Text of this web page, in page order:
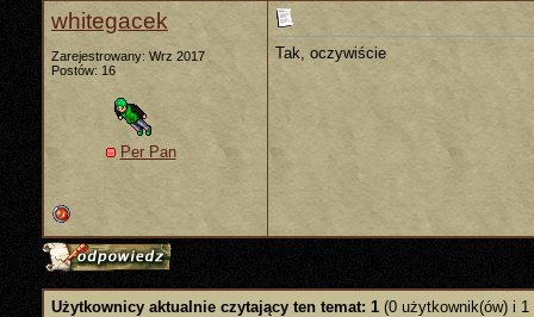
whitegacek
Zarejestrowany: Wrz 2017
Postów: 16
Per Pan
Tak, oczywiście
Użytkownicy aktualnie czytający ten temat: 1 (0 użytkownik(ów) i 1